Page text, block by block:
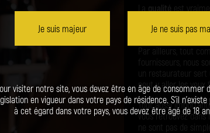
Je suis majeur Je ne suis pas
visiter notre site, vous devez être en âge de consommer
en vigueur dans votre pays de résidence. S’il
à cet égard dans votre pays, vous devez être âgé de 18
La qualité est
vendons
qu’avec nos
Par ailleurs, tout
fournisseurs, nous
un restaurateur sert
peut y aller les yeux
Tout aussi
vous retrouvez dans
ne sont pas de